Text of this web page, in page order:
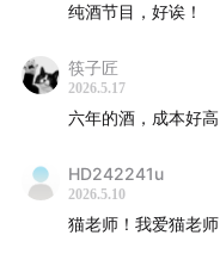
纯酒节目，好诶！
筷子匠
2026.5.17
六年的酒，成本好高
HD242241u
2026.5.10
猫老师！我爱猫老师